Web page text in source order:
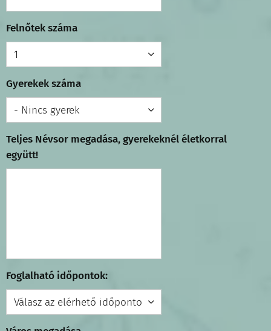
Felnőtek száma
Gyerekek száma
Teljes Névsor megadása, gyerekeknél életkorral
együtt!
Foglalható időpontok: